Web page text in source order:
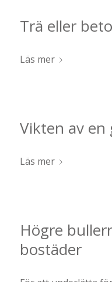
Trä eller
Läs mer
Vikten av
Läs mer
Högre
bostäder